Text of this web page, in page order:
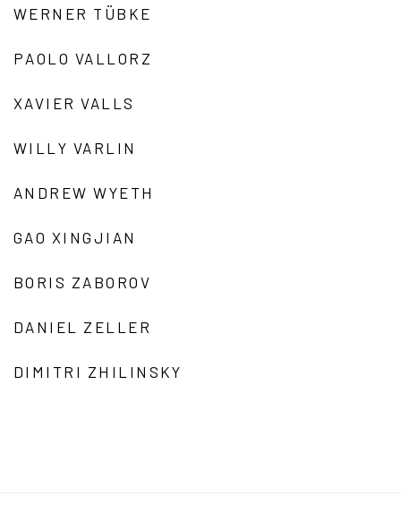
WERNER TÜBKE
PAOLO VALLORZ
XAVIER VALLS
WILLY VARLIN
ANDREW WYETH
GAO XINGJIAN
BORIS ZABOROV
DANIEL ZELLER
DIMITRI ZHILINSKY